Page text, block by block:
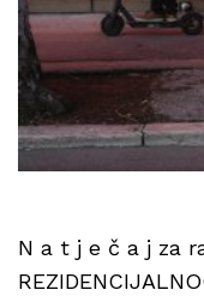
N a t j e č a j za